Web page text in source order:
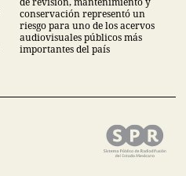
conservación representó un
riesgo para uno de los acervos
audiovisuales públicos más
importantes del país